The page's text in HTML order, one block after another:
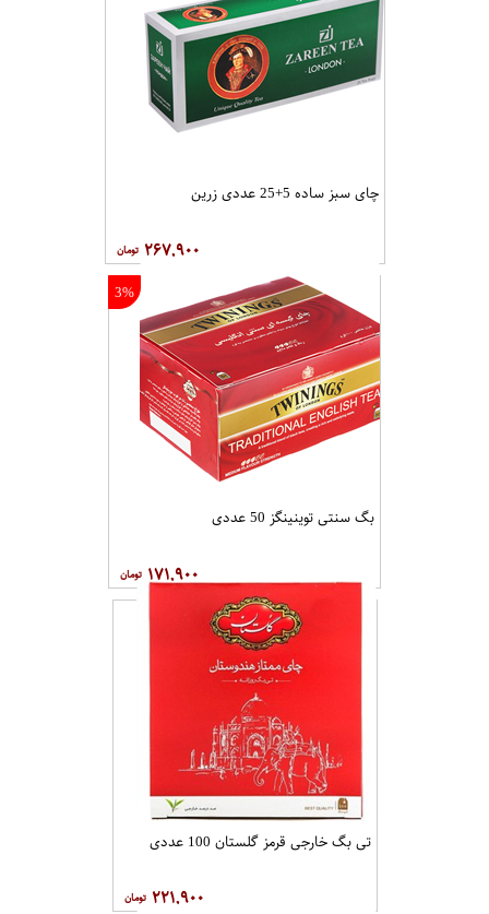
چای سبز ساده 5+25 عددی زرین
۲۶۷,۹۰۰
3%
بگ سنتی توینینگز 50 عددی
۱۷۱,۹۰۰
تی بگ خارجی قرمز گلستان 100 عددی
۲۲۱,۹۰۰